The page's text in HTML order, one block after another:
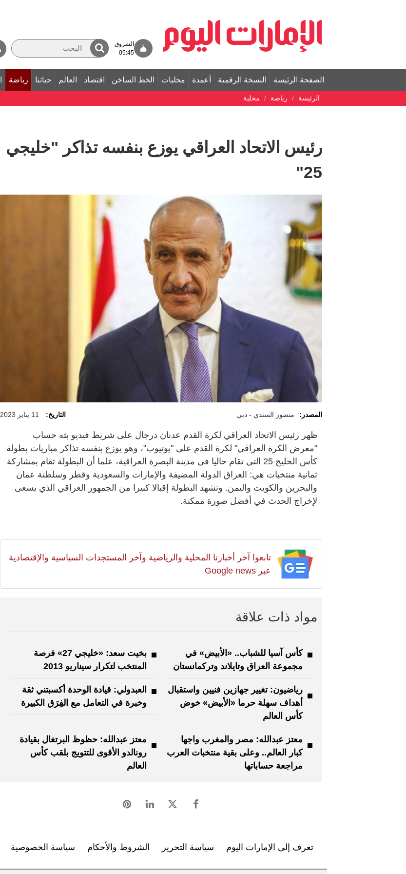
الشروق
05:45
الصفحة الرئيسة النسخة الرقمية أعمدة محليات الخط الساخن اقتصاد العالم حياتنا رياضة
الرئيسة رياضة محلية
رئيس الاتحاد العراقي يوزع بنفسه تذاكر "خليجي
25"
المصدر: منصور السندي - دبي التاريخ: 11 يناير 2023
ظهر رئيس الاتحاد العراقي لكرة القدم عدنان درجال على شريط فيديو بثه حساب
"معرض الكرة العراقي" لكرة القدم على "يوتيوب"، وهو يوزع بنفسه تذاكر مباريات بطولة
كأس الخليج 25 التي تقام حاليا في مدينة البصرة العراقية، علما أن البطولة تقام بمشاركة
ثمانية منتخبات هي: العراق الدولة المضيفة والإمارات والسعودية وقطر وسلطنة عمان
والبحرين والكويت واليمن. وتشهد البطولة إقبالا كبيرا من الجمهور العراقي الذي يسعى
لإخراج الحدث في أفضل صورة ممكنة.
تابعوا آخر أخبارنا المحلية والرياضية وآخر المستجدات السياسية والإقتصادية
عبر Google news
مواد ذات علاقة
كأس آسيا للشباب.. «الأبيض» في
مجموعة العراق وتايلاند وتركمانستان
بخيت سعد: «خليجي 27» فرصة
المنتخب لتكرار سيناريو 2013
رياضيون: تغيير جهازين فنيين واستقبال
أهداف سهلة حرما «الأبيض» خوض
كأس العالم
العبدولي: قيادة الوحدة أكسبتني ثقة
وخبرة في التعامل مع الفِرَق الكبيرة
معتز عبدالله: مصر والمغرب واجها
كبار العالم.. وعلى بقية منتخبات العرب
مراجعة حساباتها
معتز عبدالله: حظوظ البرتغال بقيادة
رونالدو الأقوى للتتويج بلقب كأس
العالم
تعرف إلى الإمارات اليوم سياسة التحرير الشروط والأحكام سياسة الخصوصية